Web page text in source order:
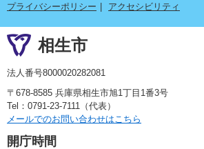
プライバシーポリシー
アクセシビリティ
相生市
法人番号8000020282081
〒678-8585 兵庫県相生市旭1丁目1番3号
Tel：0791-23-7111（代表）
メールでのお問い合わせはこちら
開庁時間